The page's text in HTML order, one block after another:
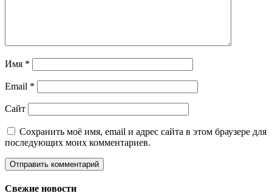
Имя *
Email *
Сайт
Сохранить моё имя, email и адрес сайта в этом браузере для
последующих моих комментариев.
Свежие новости